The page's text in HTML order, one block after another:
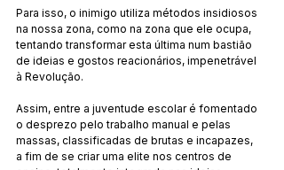
Para isso, o inimigo utiliza métodos insidiosos
na nossa zona, como na zona que ele ocupa,
tentando transformar esta última num bastião
de ideias e gostos reacionários, impenetrável
à Revolução.
Assim, entre a juventude escolar é fomentado
o desprezo pelo trabalho manual e pelas
massas, classificadas de brutas e incapazes,
a fim de se criar uma elite nos centros de